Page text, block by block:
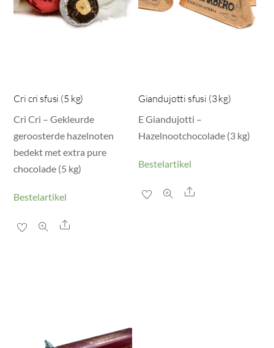
Cri cri sfusi (5 kg)
Cri Cri – Gekleurde
geroosterde hazelnoten
bedekt met extra pure
chocolade (5 kg)
Bestelartikel
Share
Giandujotti sfusi (3 kg)
E Giandujotti –
Hazelnootchocolade (3 kg)
Bestelartikel
Share